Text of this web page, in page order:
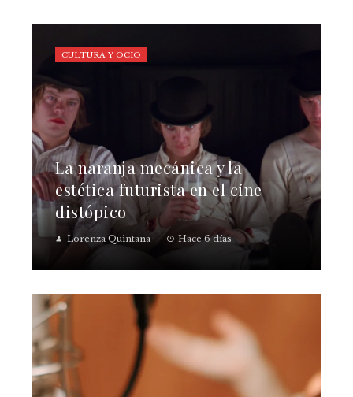
La naranja mecánica y la
estética futurista en el cine
distópico
Lorenza Quintana Hace 6 días
CULTURA Y OCIO